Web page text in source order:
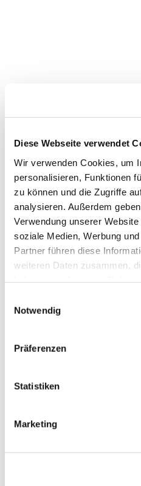
Diese Webseite verwendet
Wir verwenden Cookies, um
personalisieren, Funktionen
zu können und die Zugriffe
analysieren. Außerdem
Verwendung unserer
soziale Medien, Werbung
Partner führen diese
weiteren Daten zusammen,
Notwendig
Präferenzen
Statistiken
Marketing
Dies